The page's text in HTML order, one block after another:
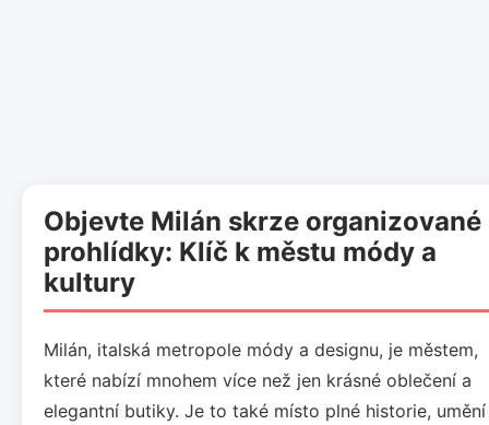
Objevte Milán skrze organizované
prohlídky: Klíč k městu módy a
kultury
Milán, italská metropole módy a designu, je městem,
které nabízí mnohem více než jen krásné oblečení a
elegantní butiky. Je to také místo plné historie, umění